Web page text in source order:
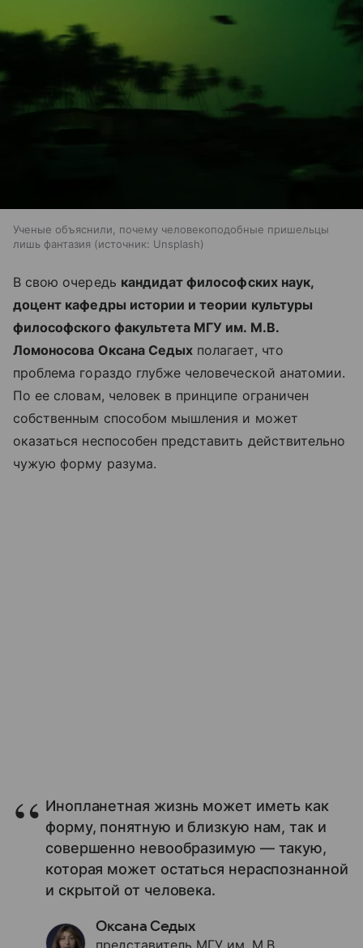
Ученые объяснили, почему человекоподобные пришельцы
лишь фантазия
источник: Unsplash
В свою очередь кандидат философских наук,
доцент кафедры истории и теории культуры
философского факультета МГУ им. М.В.
Ломоносова Оксана Седых полагает, что
проблема гораздо глубже человеческой анатомии.
По ее словам, человек в принципе ограничен
собственным способом мышления и может
оказаться неспособен представить действительно
чужую форму разума.
Инопланетная жизнь может иметь как
форму, понятную и близкую нам, так и
совершенно невообразимую — такую,
которая может остаться нераспознанной
и скрытой от человека.
Оксана Седых
представитель МГУ им. М.В.